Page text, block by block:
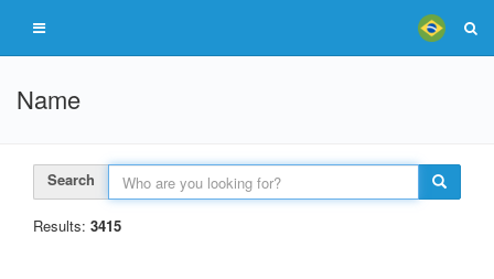
Name
Search
Results: 3415